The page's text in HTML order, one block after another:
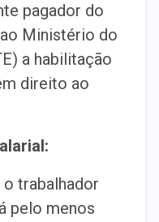
pagador do
Ministério do
a habilitação
direito ao
trabalhador
pelo menos